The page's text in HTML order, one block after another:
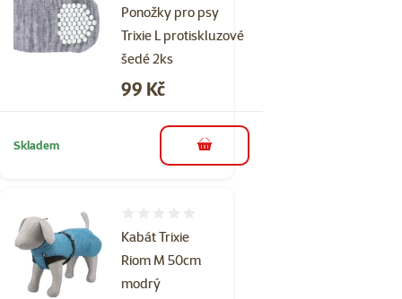
Ponožky pro psy
Trixie L protiskluzové
šedé 2ks
Cena
99 Kč
Skladem do košíku
Kabát Trixie
Riom M 50cm
modrý